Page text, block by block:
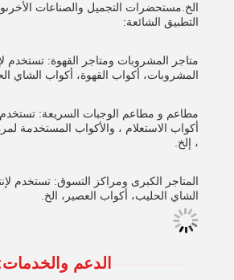
الخ.مستحضرات التجميل والصناعات
التطبيق الشائعة:
متاجر المشروبات ومتاجر القهوة: تستخدم
المشروبات، أكواب القهوة، أكواب الشاي
مطاعم و مطاعم الوجبات السريعة: تستخدم
أكواب الاستعلام ، والأكواب المستخدمة
، إلخ.
المتاجر الكبرى ومراكز التسوق: تستخدم
الشاي الحليب، أكواب العصير، الخ.
الدعم